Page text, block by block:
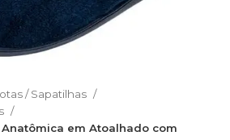
/ Sapatilhas
em Atoalhado com